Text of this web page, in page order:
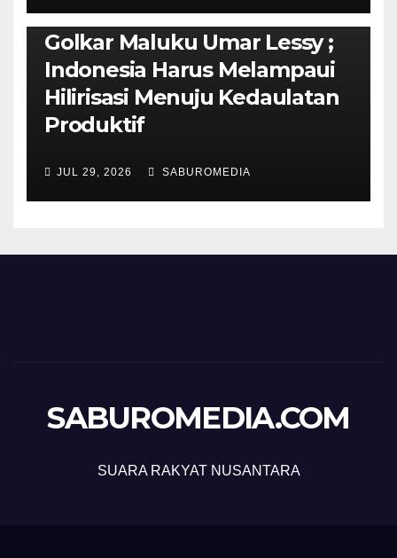
Isi Materi LK-III HMI, Ketua
Golkar Maluku Umar Lessy ;
Indonesia Harus Melampaui
Hilirisasi Menuju Kedaulatan
Produktif
JUL 29, 2026 SABUROMEDIA
SABUROMEDIA.COM
SUARA RAKYAT NUSANTARA